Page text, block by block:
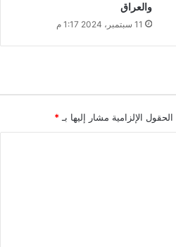
والعراق
11 سبتمبر، 2024 1:17 م
الحقول الإلزامية مشار إليها بـ *